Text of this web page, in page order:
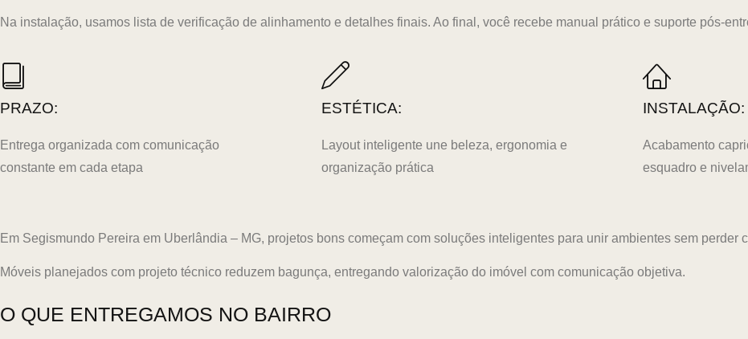
Na instalação, usamos lista de verificação de alinhamento e detalhes finais. Ao final, você recebe manual prático e suporte pós-
PRAZO:
Entrega organizada com comunicação
constante em cada etapa
ESTÉTICA:
Layout inteligente une beleza, ergonomia e
organização prática
INSTALAÇÃO:
Acabamento
esquadro e
Em Segismundo Pereira em Uberlândia – MG, projetos bons começam com soluções inteligentes para unir ambientes sem perder
Móveis planejados com projeto técnico reduzem bagunça, entregando valorização do imóvel com comunicação objetiva.
O QUE ENTREGAMOS NO BAIRRO